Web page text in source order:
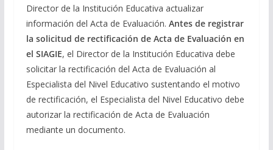
Director de la Institución Educativa actualizar
información del Acta de Evaluación. Antes de registrar
la solicitud de rectificación de Acta de Evaluación en
el SIAGIE, el Director de la Institución Educativa debe
solicitar la rectificación del Acta de Evaluación al
Especialista del Nivel Educativo sustentando el motivo
de rectificación, el Especialista del Nivel Educativo debe
autorizar la rectificación de Acta de Evaluación
mediante un documento.